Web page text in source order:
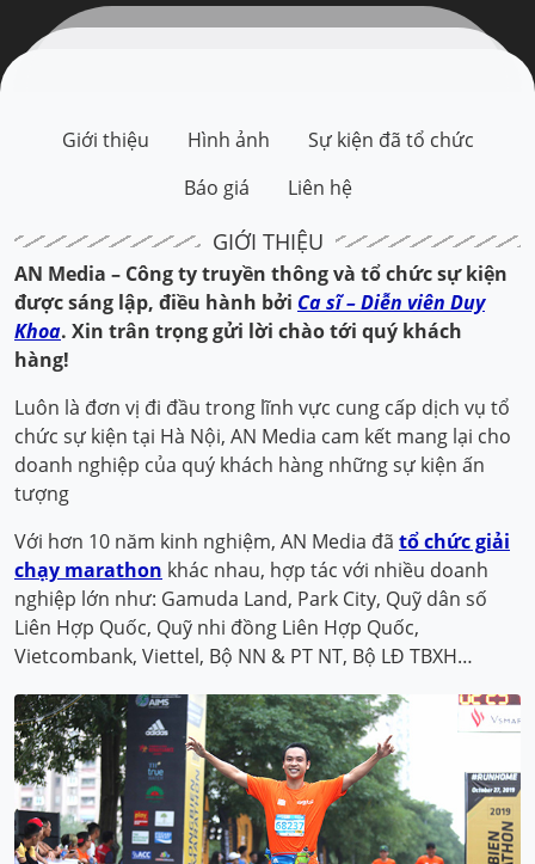
Giới thiệu Hình ảnh
Sự kiện đã tổ chức
Báo giá
Liên hệ
GIỚI THIỆU
AN Media – Công ty truyền thông và tổ chức sự kiện
được sáng lập, điều hành bởi Ca sĩ – Diễn viên Duy
Khoa. Xin trân trọng gửi lời chào tới quý khách
hàng!
Luôn là đơn vị đi đầu trong lĩnh vực cung cấp dịch vụ tổ
chức sự kiện tại Hà Nội, AN Media cam kết mang lại cho
doanh nghiệp của quý khách hàng những sự kiện ấn
tượng
Với hơn 10 năm kinh nghiệm, AN Media đã tổ chức giải
chạy marathon khác nhau, hợp tác với nhiều doanh
nghiệp lớn như: Gamuda Land, Park City, Quỹ dân số
Liên Hợp Quốc, Quỹ nhi đồng Liên Hợp Quốc,
Vietcombank, Viettel, Bộ NN & PT NT, Bộ LĐ TBXH…